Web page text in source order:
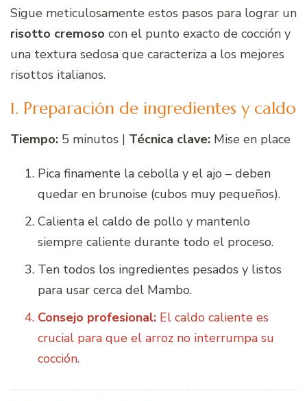
Sigue meticulosamente estos pasos para lograr un
risotto cremoso con el punto exacto de cocción y
una textura sedosa que caracteriza a los mejores
risottos italianos.
1. Preparación de ingredientes y caldo
Tiempo: 5 minutos | Técnica clave: Mise en place
Pica finamente la cebolla y el ajo – deben
quedar en brunoise (cubos muy pequeños).
Calienta el caldo de pollo y mantenlo
siempre caliente durante todo el proceso.
Ten todos los ingredientes pesados y listos
para usar cerca del Mambo.
Consejo profesional: El caldo caliente es
crucial para que el arroz no interrumpa su
cocción.